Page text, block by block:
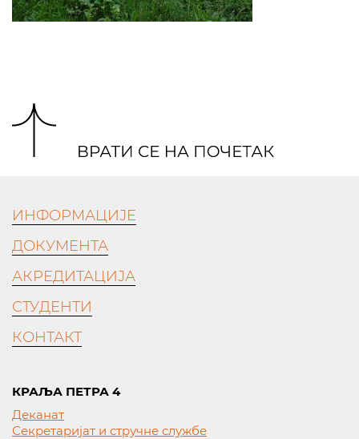
ИНФОРМАЦИЈЕ
ДОКУМЕНТА
АКРЕДИТАЦИЈА
СТУДЕНТИ
КОНТАКТ
КРАЉА ПЕТРА 4
Деканат
Секретаријат и стручне службе